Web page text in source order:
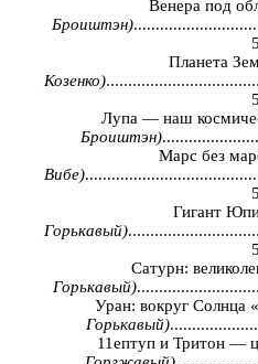
Венера под
Броиштэн)
Планета
Козенко)
Лупа — наш
Броиштэн)
Марс без
Вибе)
Гигант
Горькавый)
Сатурн:
Горькавый)
Уран: вокруг Солнца
Горькавый)
11ептуп и Тритон —